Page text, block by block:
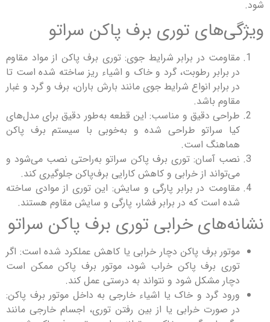
توری برف پاکن سراتو
در برابر شرایط جوی: توری برف پاکن از مواد مقاوم
برابر رطوبت، گرد و خاک و اشیاء ریز ساخته شده است تا
برابر انواع شرایط جوی مانند بارش باران، برف و گرد و غبار
باشد.
دقیق و مناسب: این قطعه به‌طور دقیق برای مدل‌های
سراتو طراحی شده و به‌خوبی با سیستم برف پاکن
است.
آسان: توری برف پاکن سراتو به‌راحتی نصب می‌شود و
از خرابی و کاهش کارایی برف‌پاکن جلوگیری کند.
در برابر پارگی و سایش: این توری از موادی ساخته
است که در برابر فشار، پارگی و سایش مقاوم هستند.
خرابی توری برف پاکن سراتو
برف پاکن دچار خرابی یا کاهش عملکرد شده است: اگر
برف پاکن خراب شود، موتور برف پاکن ممکن است
مشکل شود و نتواند به درستی عمل کند.
گرد و خاک یا اشیاء خارجی به داخل موتور برف پاکن:
صورت خرابی یا از بین رفتن توری، اجسام خارجی مانند